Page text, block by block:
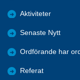
Aktiviteter
Senaste Nytt
Ordförande har
Referat